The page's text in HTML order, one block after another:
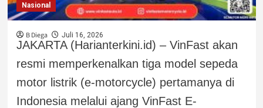
Nasional
B Diega Juli 16, 2026
JAKARTA (Harianterkini.id) – VinFast akan
resmi memperkenalkan tiga model sepeda
motor listrik (e-motorcycle) pertamanya di
Indonesia melalui ajang VinFast E-